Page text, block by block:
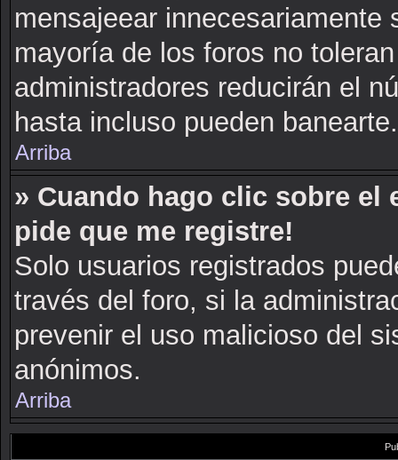
mensajeear innecesariamente
mayoría de los foros no
administradores reducirán el
hasta incluso pueden banearte.
Arriba
» Cuando hago clic sobre el
pide que me registre!
Solo usuarios registrados
través del foro, si la
prevenir el uso malicioso del
anónimos.
Arriba